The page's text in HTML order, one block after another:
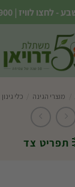
- לחצו לוויז |
מוצרי הגינה כלי גינון
תפריט צד